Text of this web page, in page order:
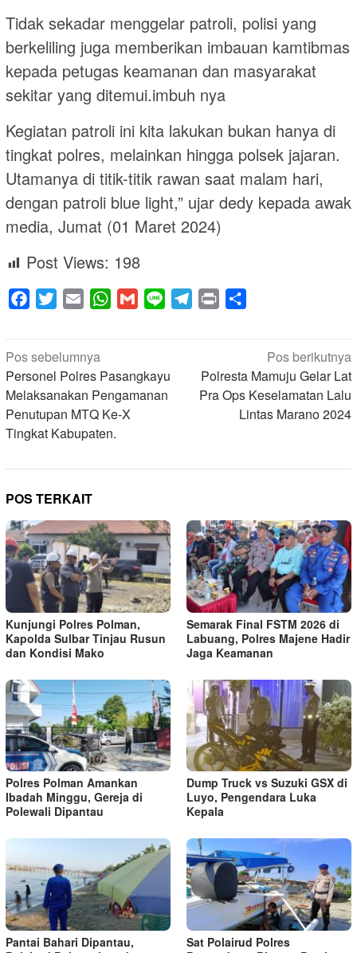
Tidak sekadar menggelar patroli, polisi yang
berkeliling juga memberikan imbauan kamtibmas
kepada petugas keamanan dan masyarakat
sekitar yang ditemui.imbuh nya
Kegiatan patroli ini kita lakukan bukan hanya di
tingkat polres, melainkan hingga polsek jajaran.
Utamanya di titik-titik rawan saat malam hari,
dengan patroli blue light,” ujar dedy kepada awak
media, Jumat (01 Maret 2024)
Post Views: 198
Facebook
Twitter Email WhatsApp
Gmail Line Telegram
Print
Navigasi
pos
Pos sebelumnya
Personel Polres Pasangkayu
Melaksanakan Pengamanan
Penutupan MTQ Ke-X
Tingkat Kabupaten.
Pos berikutnya
Polresta Mamuju Gelar Lat
Pra Ops Keselamatan Lalu
Lintas Marano 2024
POS TERKAIT
Kunjungi Polres Polman,
Kapolda Sulbar Tinjau Rusun
dan Kondisi Mako
Semarak Final FSTM 2026 di
Labuang, Polres Majene Hadir
Jaga Keamanan
Polres Polman Amankan
Ibadah Minggu, Gereja di
Polewali Dipantau
Dump Truck vs Suzuki GSX di
Luyo, Pengendara Luka
Kepala
Pantai Bahari Dipantau,
Sat Polairud Polres